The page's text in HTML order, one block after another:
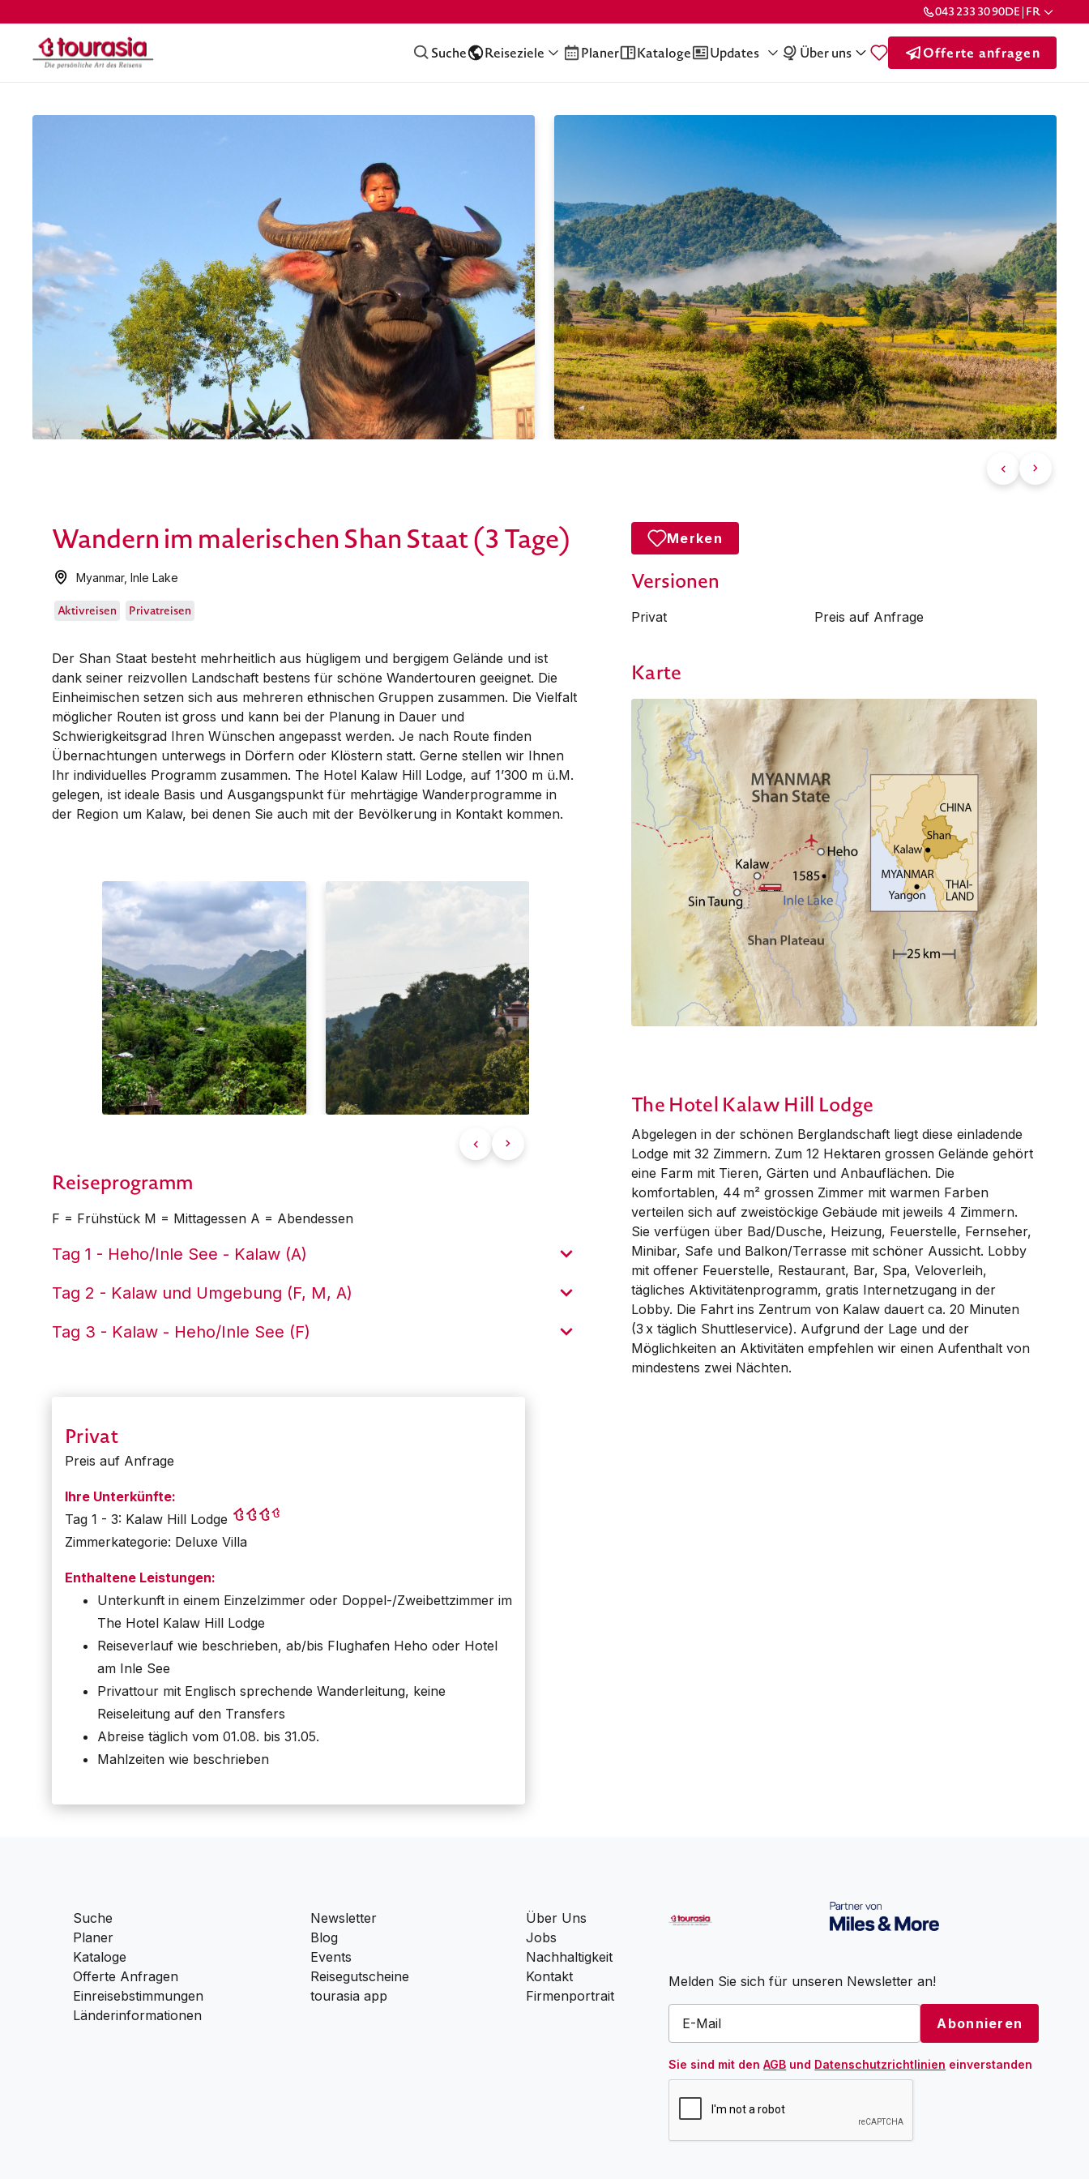
043 233 30 90DE | FR
Suche Reiseziele Planer Kataloge Updates Über uns Offerte anfragen
Wandern im malerischen Shan Staat (3 Tage)
Myanmar,Inle Lake
Aktivreisen Privatreisen
Der Shan Staat besteht mehrheitlich aus hügligem und bergigem Gelände und ist
dank seiner reizvollen Landschaft bestens für schöne Wandertouren geeignet. Die
Einheimischen setzen sich aus mehreren ethnischen Gruppen zusammen. Die Vielfalt
möglicher Routen ist gross und kann bei der Planung in Dauer und
Schwierigkeitsgrad Ihren Wünschen angepasst werden. Je nach Route finden
Über­nach­tungen unterwegs in Dörfern oder Klöstern statt. Gerne stellen wir Ihnen
Ihr individuelles Programm zusammen. The Hotel Kalaw Hill Lodge, auf 1’300 m ü.M.
gelegen, ist ideale Basis und Ausgangs­punkt für mehrtägige Wanderprogramme in
der Region um Kalaw, bei denen Sie auch mit der Bevöl­kerung in Kontakt kommen.
Reiseprogramm
F = Frühstück M = Mittagessen A = Abendessen
Tag 1 - Heho/Inle See - Kalaw (A)
Tag 2 - Kalaw und Umgebung (F, M, A)
Tag 3 - Kalaw - Heho/Inle See (F)
Merken
Versionen
Privat Preis auf Anfrage
Karte
The Hotel Kalaw Hill Lodge
Abgelegen in der schönen Berglandschaft liegt diese einladende
Lodge mit 32 Zimmern. Zum 12 Hektaren grossen Gelände gehört
eine Farm mit Tieren, Gärten und Anbau­flächen. Die
komfortablen, 44 m² grossen Zimmer mit warmen Farben
verteilen sich auf zweistöckige Gebäude mit jeweils 4 Zimmern.
Sie verfügen über Bad/Dusche, Hei­zung, Feuerstelle, Fernseher,
Minibar, Safe und Balkon/Ter­rasse mit schöner Aussicht. Lobby
mit offener Feuer­stelle, Restaurant, Bar, Spa, Veloverleih,
tägliches Ak­tivi­täten­­programm, gratis Internetzugang in der
Lobby. Die Fahrt ins Zentrum von Kalaw dauert ca. 20 Mi­nuten
(3 x täglich Shuttle­service). Auf­grund der Lage und der
Mög­lich­keiten an Aktivitäten empfehlen wir einen Auf­enthalt von
mindestens zwei Nächten.
Privat
Preis auf Anfrage
Ihre Unterkünfte:
Tag 1 - 3: Kalaw Hill Lodge
Zimmerkategorie: Deluxe Villa
Enthaltene Leistungen:
Unterkunft in einem Einzelzimmer oder Doppel-/Zweibettzimmer im
The Hotel Kalaw Hill Lodge
Reiseverlauf wie beschrieben, ab/bis Flughafen Heho oder Hotel
am Inle See
Privattour mit Englisch sprechende Wanderleitung, keine
Reiseleitung auf den Transfers
Abreise täglich vom 01.08. bis 31.05.
Mahlzeiten wie beschrieben
Suche
Planer
Kataloge
Offerte Anfragen
Einreisebstimmungen
Länderinformationen
Newsletter
Blog
Events
Reisegutscheine
tourasia app
Über Uns
Jobs
Nachhaltigkeit
Kontakt
Firmenportrait
Melden Sie sich für unseren Newsletter an!
Sie sind mit denAGB und Datenschutzrichtlinien einverstanden